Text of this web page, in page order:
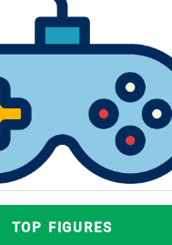
TOP FIGURES